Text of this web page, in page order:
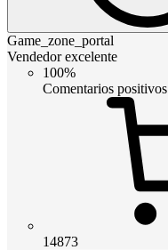
Game_zone_portal
Vendedor excelente
100%
Comentarios positivos
14873